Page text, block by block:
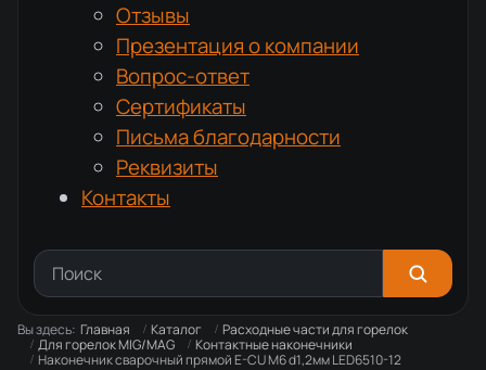
Отзывы
Презентация о компании
Вопрос-ответ
Сертификаты
Письма благодарности
Реквизиты
Контакты
Вы здесь: Главная Каталог
Расходные части для горелок
Для горелок MIG/MAG
Контактные наконечники
Наконечник сварочный прямой E-CU М6 d1,2мм LED6510-12